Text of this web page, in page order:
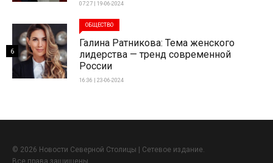
07:27 | 19-06-2024
ОБЩЕСТВО
Галина Ратникова: Тема женского
лидерства — тренд современной
России
16:36 | 23-06-2024
6
© 2026 Новости Северной Столицы | Сетевое издание.
Все права защищены.